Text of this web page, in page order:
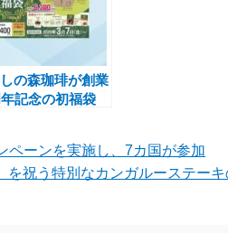
の森珈琲が創業
記念の初福袋
ペーンを実施し、7カ国が参加
祝う特別なカンガルーステーキ